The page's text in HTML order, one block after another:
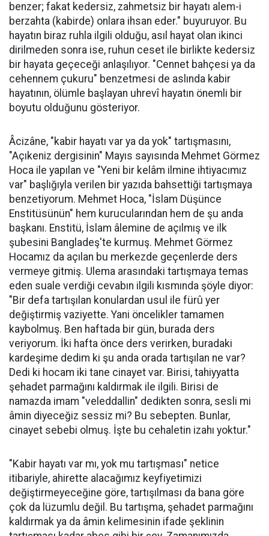
benzer; fakat kedersiz, zahmetsiz bir hayatı alem-i
berzahta (kabirde) onlara ihsan eder." buyuruyor. Bu
hayatın biraz ruhla ilgili olduğu, asıl hayat olan ikinci
dirilmeden sonra ise, ruhun ceset ile birlikte kedersiz
bir hayata geçeceği anlaşılıyor. "Cennet bahçesi ya da
cehennem çukuru" benzetmesi de aslında kabir
hayatının, ölümle başlayan uhrevî hayatın önemli bir
boyutu olduğunu gösteriyor.
Âcizâne, "kabir hayatı var ya da yok" tartışmasını,
"Açıkeniz dergisinin" Mayıs sayısında Mehmet Görmez
Hoca ile yapılan ve "Yeni bir kelâm ilmine ihtiyacımız
var" başlığıyla verilen bir yazıda bahsettiği tartışmaya
benzetiyorum. Mehmet Hoca, "İslam Düşünce
Enstitüsünün" hem kurucularından hem de şu anda
başkanı. Enstitü, İslam âlemine de açılmış ve ilk
şubesini Bangladeş'te kurmuş. Mehmet Görmez
Hocamız da açılan bu merkezde geçenlerde ders
vermeye gitmiş. Ulema arasındaki tartışmaya temas
eden suale verdiği cevabın ilgili kısmında şöyle diyor:
"Bir defa tartışılan konulardan usul ile fürû yer
değiştirmiş vaziyette. Yani öncelikler tamamen
kaybolmuş. Ben haftada bir gün, burada ders
veriyorum. İki hafta önce ders verirken, buradaki
kardeşime dedim ki şu anda orada tartışılan ne var?
Dedi ki hocam iki tane cinayet var. Birisi, tahiyyatta
şehadet parmağını kaldırmak ile ilgili. Birisi de
namazda imam "veleddallin" dedikten sonra, sesli mi
âmin diyeceğiz sessiz mi? Bu sebepten. Bunlar,
cinayet sebebi olmuş. İşte bu cehaletin izahı yoktur."
"Kabir hayatı var mı, yok mu tartışması" netice
itibariyle, ahirette alacağımız keyfiyetimizi
değiştirmeyeceğine göre, tartışılması da bana göre
çok da lüzumlu değil. Bu tartışma, şehadet parmağını
kaldırmak ya da âmin kelimesinin ifade şeklinin